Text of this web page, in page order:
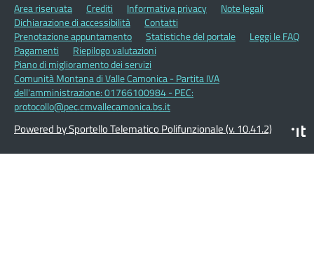
Area riservata Crediti Informativa privacy
Note legali
Dichiarazione di accessibilità
Contatti
Prenotazione appuntamento
Statistiche del portale
Leggi le FAQ
Pagamenti
Riepilogo valutazioni
Piano di miglioramento dei servizi
Comunità Montana di Valle Camonica - Partita IVA
dell'amministrazione: 01766100984 - PEC:
protocollo@pec.cmvallecamonica.bs.it
Powered by Sportello Telematico Polifunzionale (v. 10.41.2)